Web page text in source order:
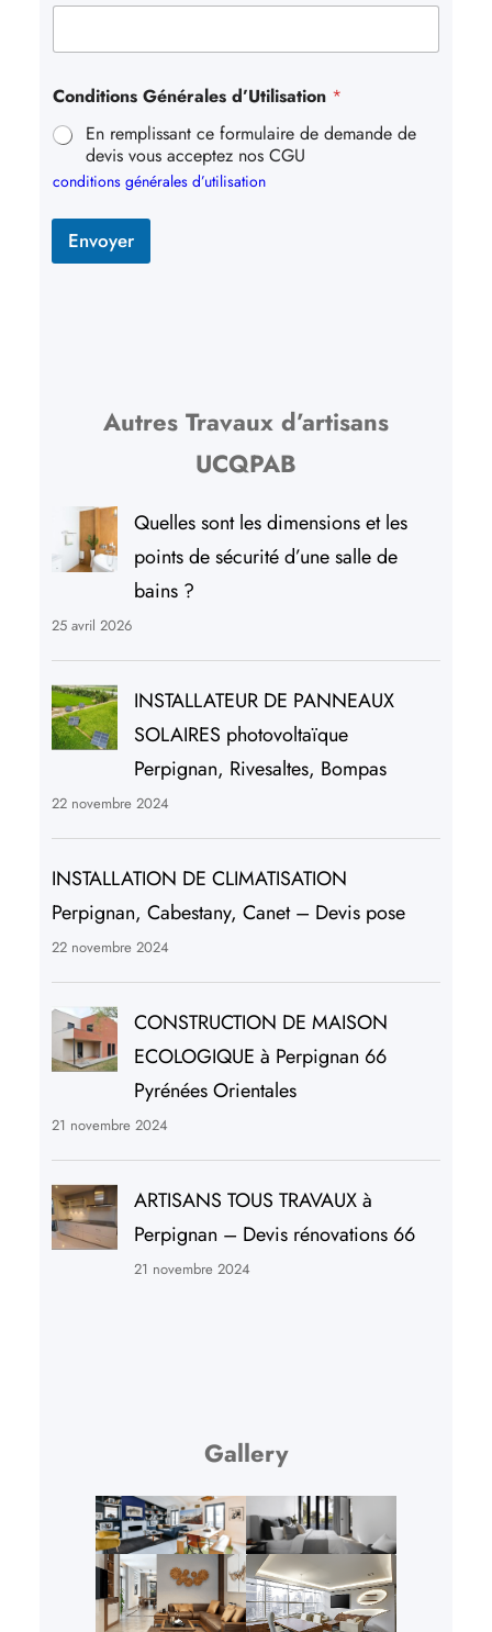
Conditions Générales d’Utilisation *
En remplissant ce formulaire de demande de
devis vous acceptez nos CGU
conditions générales d’utilisation
Envoyer
Autres Travaux d’artisans
UCQPAB
Quelles sont les dimensions et les
points de sécurité d’une salle de
bains ?
25 avril 2026
INSTALLATEUR DE PANNEAUX
SOLAIRES photovoltaïque
Perpignan, Rivesaltes, Bompas
22 novembre 2024
INSTALLATION DE CLIMATISATION
Perpignan, Cabestany, Canet – Devis pose
22 novembre 2024
CONSTRUCTION DE MAISON
ECOLOGIQUE à Perpignan 66
Pyrénées Orientales
21 novembre 2024
ARTISANS TOUS TRAVAUX à
Perpignan – Devis rénovations 66
21 novembre 2024
Gallery